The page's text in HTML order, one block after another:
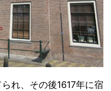
れ、その後1617年に宿